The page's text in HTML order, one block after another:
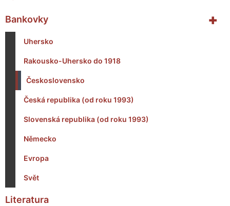
+
Bankovky
Uhersko
Rakousko-Uhersko do 1918
Československo
Česká republika (od roku 1993)
Slovenská republika (od roku 1993)
Německo
Evropa
Svět
Literatura